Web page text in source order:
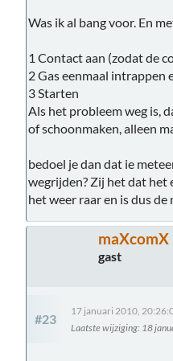
Was ik al bang voor. En
1 Contact aan (zodat de
2 Gas eenmaal intrappen
3 Starten
Als het probleem weg is,
of schoonmaken, alleen
bedoel je dan dat ie
wegrijden? Zij het dat het
het weer raar en is dus
maXcomX
gast
#23
17 januari 2010,
Laatste wijziging: 18